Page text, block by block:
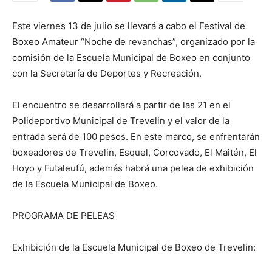
Este viernes 13 de julio se llevará a cabo el Festival de
Boxeo Amateur “Noche de revanchas”, organizado por la
comisión de la Escuela Municipal de Boxeo en conjunto
con la Secretaría de Deportes y Recreación.
El encuentro se desarrollará a partir de las 21 en el
Polideportivo Municipal de Trevelin y el valor de la
entrada será de 100 pesos. En este marco, se enfrentarán
boxeadores de Trevelin, Esquel, Corcovado, El Maitén, El
Hoyo y Futaleufú, además habrá una pelea de exhibición
de la Escuela Municipal de Boxeo.
PROGRAMA DE PELEAS
Exhibición de la Escuela Municipal de Boxeo de Trevelin: